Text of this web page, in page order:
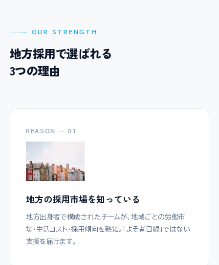
— OUR STRENGTH
地方採用で選ばれる
3つの理由
REASON — 01
地方の採用市場を知っている
地方出身者で構成されたチームが、地域ごとの労働市
場・生活コスト・採用傾向を熟知。「よそ者目線」ではない
支援を届けます。